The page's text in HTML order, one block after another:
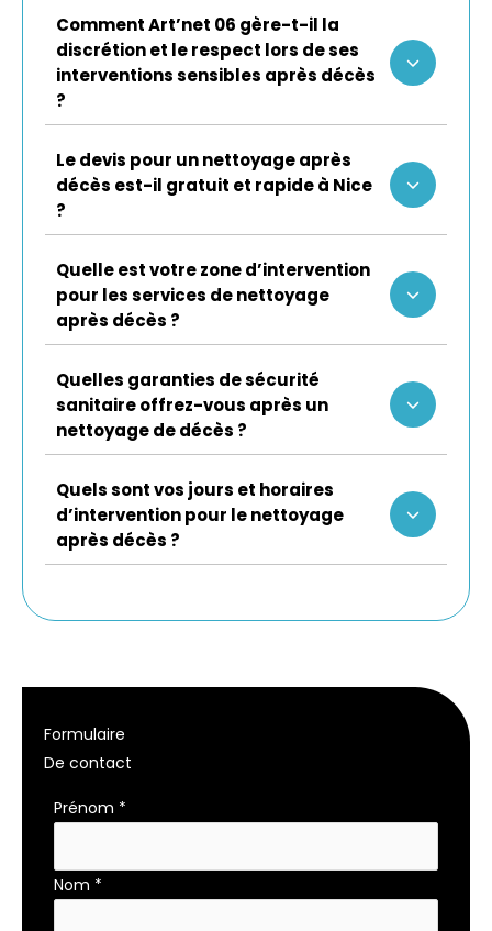
Comment Art’net 06 gère-t-il la
discrétion et le respect lors de ses
interventions sensibles après décès
?
Le devis pour un nettoyage après
décès est-il gratuit et rapide à Nice
?
Quelle est votre zone d’intervention
pour les services de nettoyage
après décès ?
Quelles garanties de sécurité
sanitaire offrez-vous après un
nettoyage de décès ?
Quels sont vos jours et horaires
d’intervention pour le nettoyage
après décès ?
Formulaire
De contact
Formulaire
Prénom *
Nom *